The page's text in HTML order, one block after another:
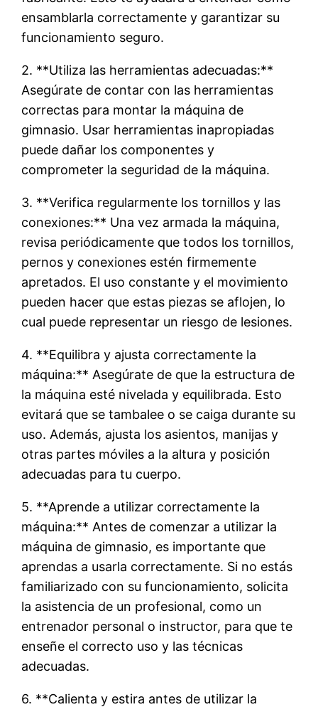
ensamblarla correctamente y garantizar su
funcionamiento seguro.
2. **Utiliza las herramientas adecuadas:**
Asegúrate de contar con las herramientas
correctas para montar la máquina de
gimnasio. Usar herramientas inapropiadas
puede dañar los componentes y
comprometer la seguridad de la máquina.
3. **Verifica regularmente los tornillos y las
conexiones:** Una vez armada la máquina,
revisa periódicamente que todos los tornillos,
pernos y conexiones estén firmemente
apretados. El uso constante y el movimiento
pueden hacer que estas piezas se aflojen, lo
cual puede representar un riesgo de lesiones.
4. **Equilibra y ajusta correctamente la
máquina:** Asegúrate de que la estructura de
la máquina esté nivelada y equilibrada. Esto
evitará que se tambalee o se caiga durante su
uso. Además, ajusta los asientos, manijas y
otras partes móviles a la altura y posición
adecuadas para tu cuerpo.
5. **Aprende a utilizar correctamente la
máquina:** Antes de comenzar a utilizar la
máquina de gimnasio, es importante que
aprendas a usarla correctamente. Si no estás
familiarizado con su funcionamiento, solicita
la asistencia de un profesional, como un
entrenador personal o instructor, para que te
enseñe el correcto uso y las técnicas
adecuadas.
6. **Calienta y estira antes de utilizar la